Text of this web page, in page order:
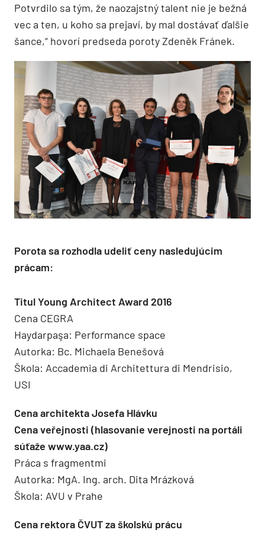
Potvrdilo sa tým, že naozajstný talent nie je bežná
vec a ten, u koho sa prejaví, by mal dostávať ďalšie
šance,“ hovorí predseda poroty Zdeněk Fránek.
Porota sa rozhodla udeliť ceny nasledujúcim
prácam:
Titul Young Architect Award 2016
Cena CEGRA
Haydarpaşa: Performance space
Autorka: Bc. Michaela Benešová
Škola: Accademia di Architettura di Mendrisio,
USI
Cena architekta Josefa Hlávku
Cena veřejnosti (hlasovanie verejnosti na portáli
súťaže www.yaa.cz)
Práca s fragmentmi
Autorka: MgA. Ing. arch. Dita Mrázková
Škola: AVU v Prahe
Cena rektora ČVUT za školskú prácu